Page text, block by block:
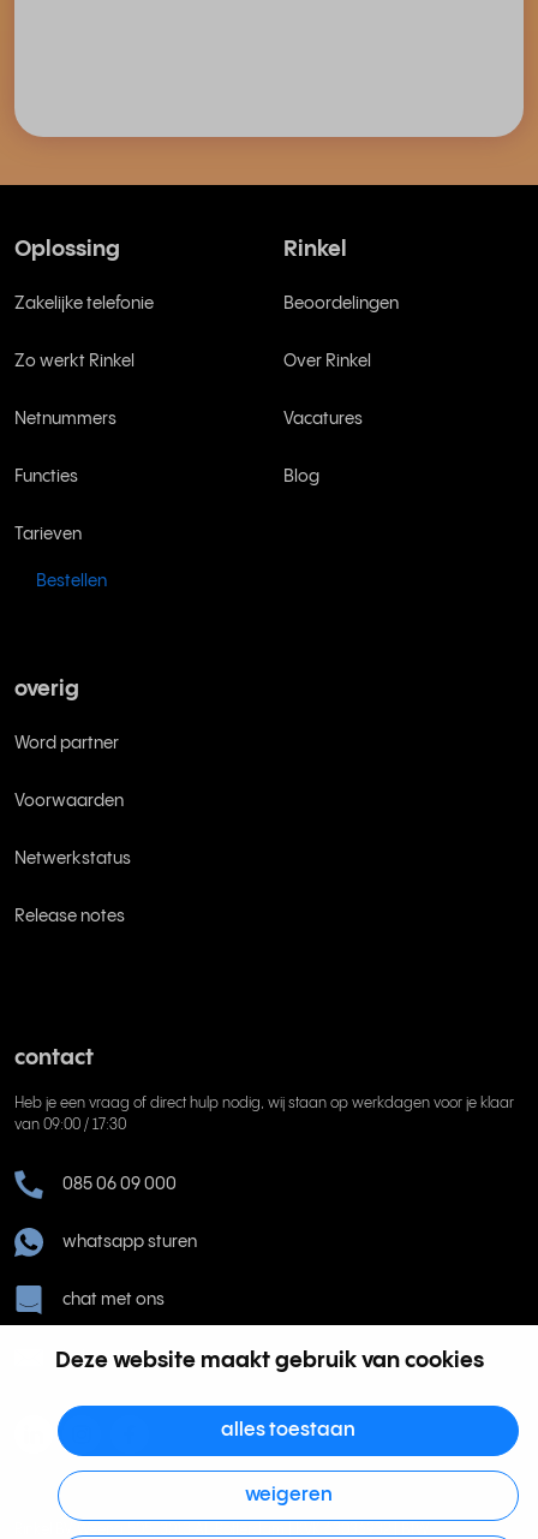
Deze website maakt gebruik van cookies
alles toestaan
weigeren
Oplossing
Zakelijke telefonie
Zo werkt Rinkel
Netnummers
Functies
Tarieven
Bestellen
Rinkel
Beoordelingen
Over Rinkel
Vacatures
Blog
overig
Word partner
Voorwaarden
Netwerkstatus
Release notes
contact
Heb je een vraag of direct hulp nodig, wij staan op werkdagen voor je klaar
van 09:00 / 17:30
085 06 09 000
whatsapp sturen
chat met ons
help@rinkel.nl